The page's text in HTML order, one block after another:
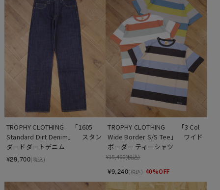
TROPHY CLOTHING　 「1605
Standard Dirt Denim」 　スタン
ダードダートデニム
¥29,700(税込)
TROPHY CLOTHING　　「3 Col
Wide Border S/S Tee」　ワイド
ボーダー ティーシャツ
¥15,400(税込)
¥9,240(税込) 40%OFF